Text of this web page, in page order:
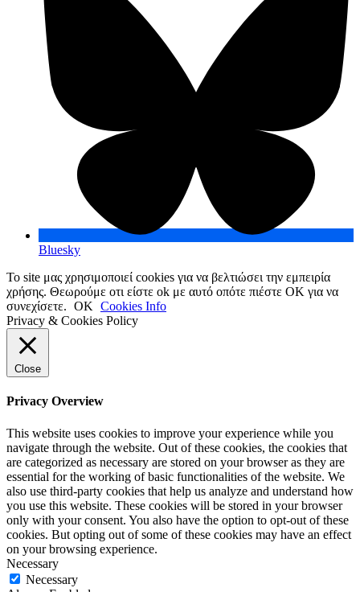
Bluesky
Το site μας χρησιμοποιεί cookies για να βελτιώσει την εμπειρία
χρήσης. Θεωρούμε οτι είστε ok με αυτό οπότε πιέστε ΟΚ για να
συνεχίσετε. OK Cookies Info
Privacy & Cookies Policy
Close
Privacy Overview
This website uses cookies to improve your experience while you
navigate through the website. Out of these cookies, the cookies that
are categorized as necessary are stored on your browser as they are
essential for the working of basic functionalities of the website. We
also use third-party cookies that help us analyze and understand how
you use this website. These cookies will be stored in your browser
only with your consent. You also have the option to opt-out of these
cookies. But opting out of some of these cookies may have an effect
on your browsing experience.
Necessary
Necessary